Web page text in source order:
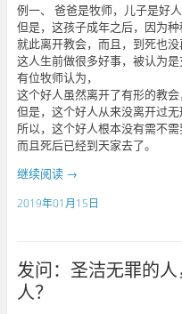
例一、 爸爸是牧师，儿子是好人
但是，这孩子成年之后，因为种
就此离开教会，而且，到死也没
这人生前做很多好事，被认为是
有位牧师认为，
这个好人虽然离开了有形的教会
但是，这个好人从来没离开过
所以，这个好人根本没有需不需
而且死后已经到天家去了。
继续阅读 →
2019年01月15日
发问：圣洁无罪的
人？